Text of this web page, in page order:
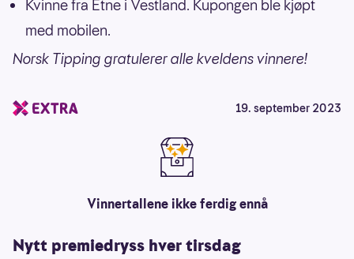
Kvinne fra Etne i Vestland. Kupongen ble kjøpt
med mobilen.
Norsk Tipping gratulerer alle kveldens vinnere!
19. september 2023
Vinnertallene ikke ferdig ennå
Nytt premiedryss hver tirsdag